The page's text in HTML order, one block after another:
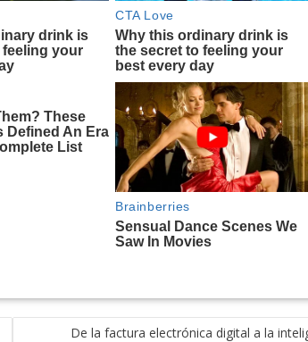
De la factura electrónica digital a la